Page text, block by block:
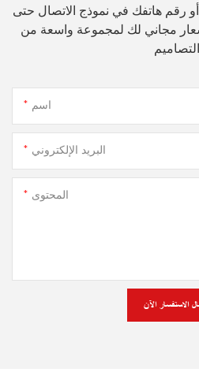
رقم هاتفك في نموذج الاتصال حتى
مجاني لك لمجموعة واسعة من
التصاميم
اسم
البريد الإلكتروني
المحتوى
الاستفسار الآن